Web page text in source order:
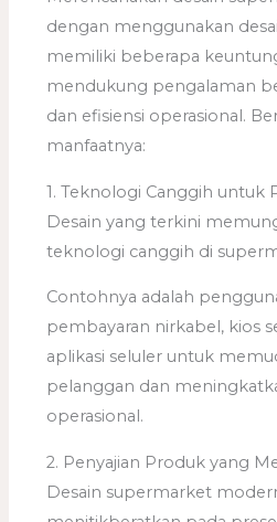
dengan menggunakan
memiliki beberapa
mendukung pengalaman
dan efisiensi operasional.
manfaatnya:
1. Teknologi Canggih untuk
Desain yang terkini
teknologi canggih di
Contohnya adalah
pembayaran nirkabel, kios
aplikasi seluler untuk
pelanggan dan
operasional.
2. Penyajian Produk yang
Desain supermarket